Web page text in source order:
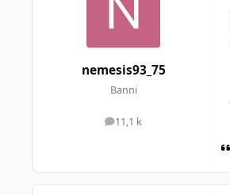
nemesis93_75
Banni
11,1 k
messages